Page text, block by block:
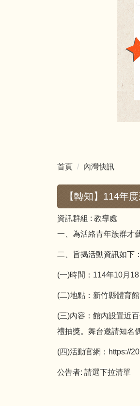
首頁 內灣快訊
【轉知】114年
資訊群組 : 教導處
一、為活絡青年族群才
二、旨揭活動資訊如下：
(一)時間：114年10月
(二)地點：新竹縣體育
(三)內容：館內設置近
禮抽獎。舞台邀請知名
(四)活動官網： https://
公告者: 請選下拉清單